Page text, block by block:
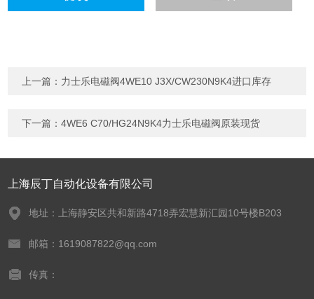
上一篇： 力士乐电磁阀4WE10 J3X/CW230N9K4进口库存
下一篇：4WE6 C70/HG24N9K4力士乐电磁阀原装现货
上海辰丁自动化设备有限公司
地址：上海静安区共和新路4718弄宏慧新汇园10号楼B203
邮箱：1619087822@qq.com
传真：